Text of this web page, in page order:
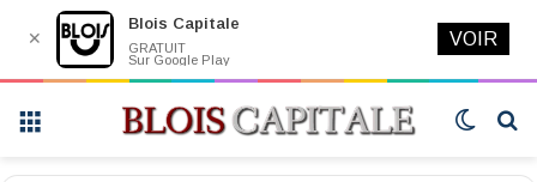
Switch
✕
Blois Capitale
GRATUIT
Sur Google Play
VOIR